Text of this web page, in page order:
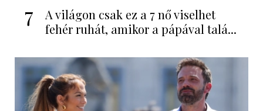
7
A világon csak ez a 7 nő viselhet
fehér ruhát, amikor a pápával talá...